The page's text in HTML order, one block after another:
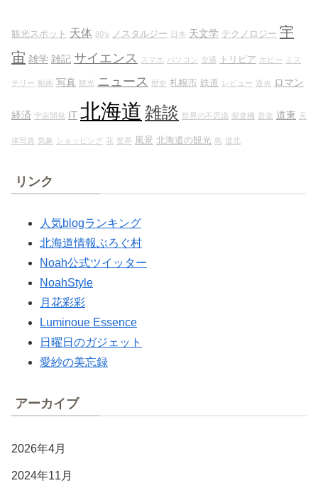
観光スポット 天体 80's ノスタルジー 日本 天文学 テクノロジー 宇
宙 雑学 雑記 サイエンス スマホ パソコン 交通 トリビア ホビー ミス
テリー 動画 写真 観光 ニュース 歴史 札幌市 鉄道 レビュー 道央 ロマン
経済 宇宙開発 IT 北海道 雑談 世界の不思議 探査機 音楽 道東 天
体写真 気象 ショッピング 花 世界 風景 北海道の観光 島 道北
リンク
人気blogランキング
北海道情報ぶろぐ村
Noah公式ツイッター
NoahStyle
月花彩彩
Luminoue Essence
日曜日のガジェット
愛紗の美忘録
アーカイブ
2026年4月
2024年11月